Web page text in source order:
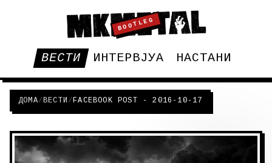
BOOTLEG
ВЕСТИ ИНТЕРВЈУА НАСТАНИ
ДОМА/ВЕСТИ /FACEBOOK POST - 2016-10-17